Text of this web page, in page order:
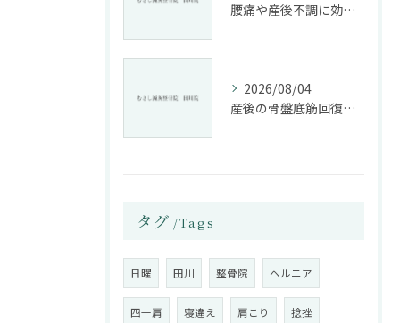
腰痛や産後不調に効く整骨院の施術と姿勢改善法
2026/08/04
産後の骨盤底筋回復法と整骨院活用
タグ Tags
日曜 田川 整骨院 ヘルニア
四十肩 寝違え 肩こり 捻挫